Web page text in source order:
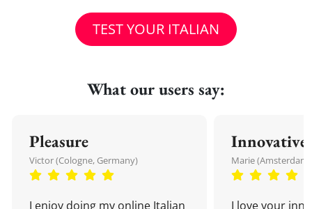
TEST YOUR ITALIAN
What our users say:
Pleasure
Victor (Cologne, Germany)
I enjoy doing my online Italian
Innovative
Marie
I love your